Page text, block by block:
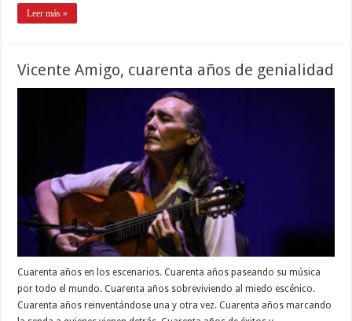
Leer más »
Vicente Amigo, cuarenta años de genialidad
Cuarenta años en los escenarios. Cuarenta años paseando su música
por todo el mundo. Cuarenta años sobreviviendo al miedo escénico.
Cuarenta años reinventándose una y otra vez. Cuarenta años marcando